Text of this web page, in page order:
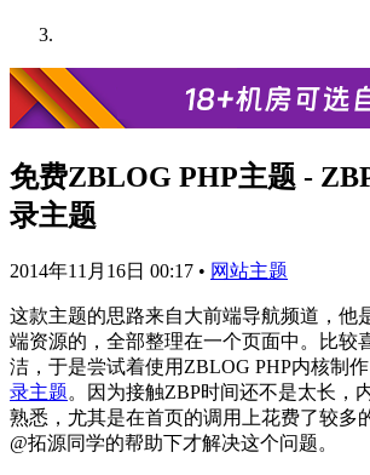
免费ZBLOG PHP主题 -
录主题
2014年11月16日 00:17 • 网站主题
这款主题的思路来自大前端导航频道，他
端资源的，全部整理在一个页面中。比较
洁，于是尝试着使用ZBLOG PHP内核制
录主题。因为接触ZBP时间还不是太长，
熟悉，尤其是在首页的调用上花费了较多
@拓源同学的帮助下才解决这个问题。